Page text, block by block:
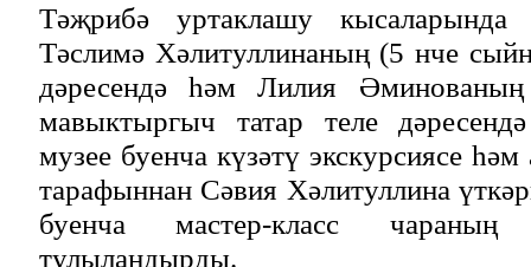
Тәҗрибә уртаклашу кысаларында
Тәслимә Хәлитуллинаның (5 нче
дәресендә һәм Лилия
мавыктыргыч татар теле
музее буенча күзәтү экскурсиясе
тарафыннан Сәвия Хәлитуллина
буенча мастер-класс
тулыландырды.